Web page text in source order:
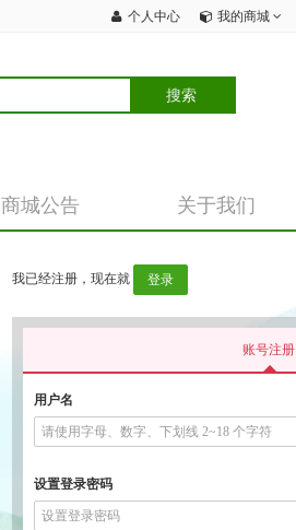
个人中心 我的商城
商城公告 关于我们
我已经注册，现在就 登录
账号注册
用户名
设置登录密码